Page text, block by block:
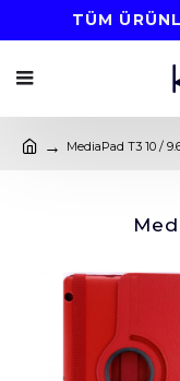
TÜM
MediaPad T3 10 /